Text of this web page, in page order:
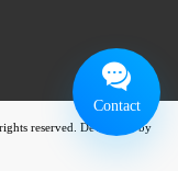
reserved. Developed by
Contact